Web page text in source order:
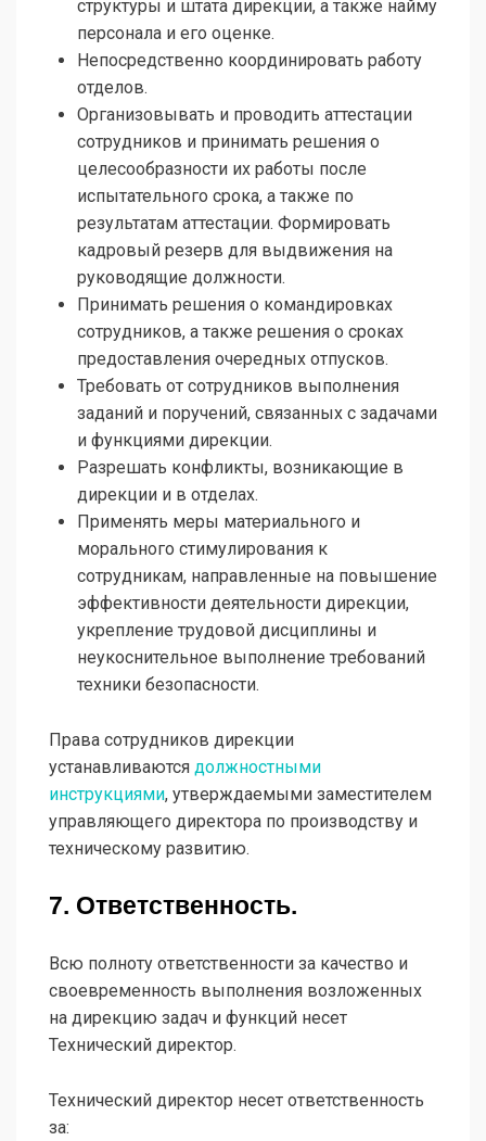
структуры и штата дирекции, а также найму
персонала и его оценке.
Непосредственно координировать работу
отделов.
Организовывать и проводить аттестации
сотрудников и принимать решения о
целесообразности их работы после
испытательного срока, а также по
результатам аттестации. Формировать
кадровый резерв для выдвижения на
руководящие должности.
Принимать решения о командировках
сотрудников, а также решения о сроках
предоставления очередных отпусков.
Требовать от сотрудников выполнения
заданий и поручений, связанных с задачами
и функциями дирекции.
Разрешать конфликты, возникающие в
дирекции и в отделах.
Применять меры материального и
морального стимулирования к
сотрудникам, направленные на повышение
эффективности деятельности дирекции,
укрепление трудовой дисциплины и
неукоснительное выполнение требований
техники безопасности.
Права сотрудников дирекции
устанавливаются должностными
инструкциями, утверждаемыми заместителем
управляющего директора по производству и
техническому развитию.
7. Ответственность.
Всю полноту ответственности за качество и
своевременность выполнения возложенных
на дирекцию задач и функций несет
Технический директор.
Технический директор несет ответственность
за: